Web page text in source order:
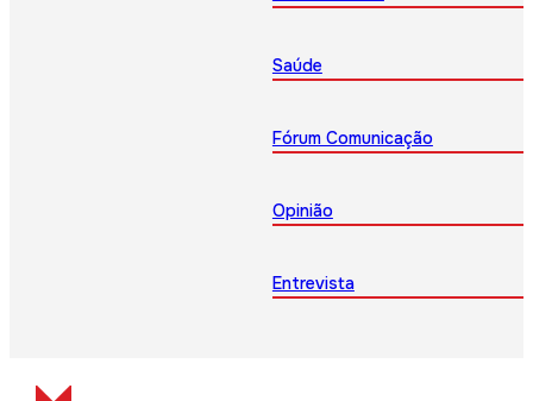
Saúde
Fórum Comunicação
Opinião
Entrevista